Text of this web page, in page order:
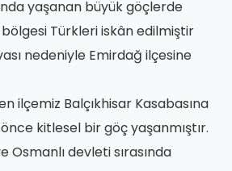
yaşanan büyük göçlerde
Türkleri iskân edilmiştir
nedeniyle Emirdağ ilçesine
ilçemiz Balçıkhisar Kasabasına
kitlesel bir göç yaşanmıştır.
Osmanlı devleti sırasında